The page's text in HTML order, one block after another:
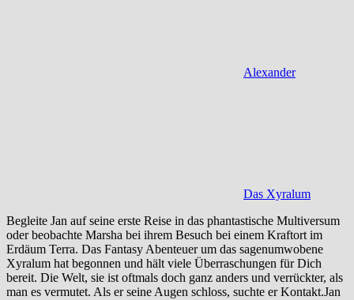
Alexander
Das Xyralum
Begleite Jan auf seine erste Reise in das phantastische Multiversum
oder beobachte Marsha bei ihrem Besuch bei einem Kraftort im
Erdäum Terra. Das Fantasy Abenteuer um das sagenumwobene
Xyralum hat begonnen und hält viele Überraschungen für Dich
bereit. Die Welt, sie ist oftmals doch ganz anders und verrückter, als
man es vermutet. Als er seine Augen schloss, suchte er Kontakt.Jan